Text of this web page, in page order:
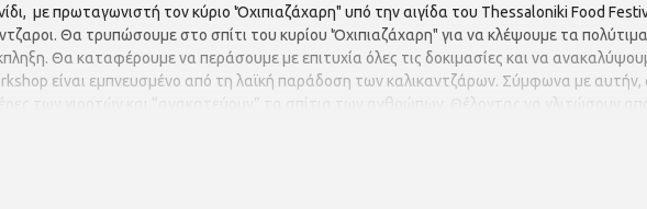
με πρωταγωνιστή τον κύριο 'Όχιπιαζάχαρη" υπό την αιγίδα του Thessaloniki Food
Θα τρυπώσουμε στο σπίτι του κυρίου 'Όχιπιαζάχαρη" για να κλέψουμε τα
Θα καταφέρουμε να περάσουμε με επιτυχία όλες τις δοκιμασίες και να
είναι εμπνευσμένο από τη λαϊκή παράδοση των καλικαντζάρων. Σύμφωνα με αυτήν,
των γιορτών και “ανακατεύουν” τα σπίτια των ανθρώπων. Θέλοντας να γλιτώσουν από
1η εκδήλωση Παρασκευή 1 Δεκεμβρίου 5μμ 2η εκδήλωση Σάββατο 2 Δεκεμβρίου 12μμ
καλάθι με προιόντα χωρίς ζάχαρη αξίας 10 ευρώ) Είσοδος μόνο με προκράτηση στο